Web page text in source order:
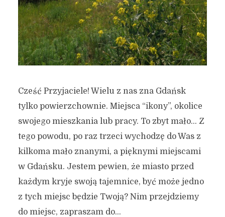
Cześć Przyjaciele! Wielu z nas zna Gdańsk
tylko powierzchownie. Miejsca “ikony”, okolice
swojego mieszkania lub pracy. To zbyt mało… Z
tego powodu, po raz trzeci wychodzę do Was z
kilkoma mało znanymi, a pięknymi miejscami
w Gdańsku. Jestem pewien, że miasto przed
każdym kryje swoją tajemnice, być może jedno
z tych miejsc będzie Twoją? Nim przejdziemy
do miejsc, zapraszam do...